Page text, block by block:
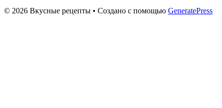
© 2026 Вкусные рецепты • Создано с помощью GeneratePress